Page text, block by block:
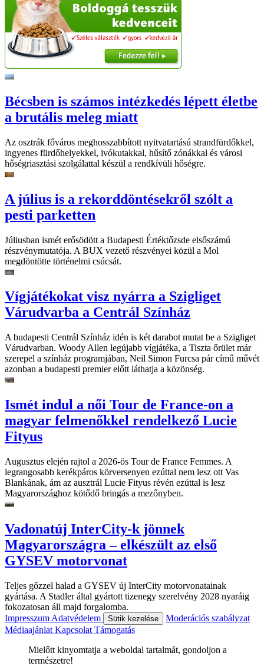
Bécsben is számos intézkedés lépett életbe
a brutális meleg miatt
Az osztrák főváros meghosszabbított nyitvatartású strandfürdőkkel,
ingyenes fürdőhelyekkel, ivókutakkal, hűsítő zónákkal és városi
hőségriasztási szolgálattal készül a rendkívüli hőségre.
A július is a rekorddöntésekről szólt a
pesti parketten
Júliusban ismét erősödött a Budapesti Értéktőzsde elsőszámú
részvénymutatója. A BUX vezető részvényei közül a Mol
megdöntötte történelmi csúcsát.
Vígjátékokat visz nyárra a Szigliget
Várudvarba a Centrál Színház
A budapesti Centrál Színház idén is két darabot mutat be a Szigliget
Várudvarban. Woody Allen legújabb vígjátéka, a Tiszta őrület már
szerepel a színház programjában, Neil Simon Furcsa pár című művét
azonban a budapesti premier előtt láthatja a közönség.
Ismét indul a női Tour de France-on a
magyar felmenőkkel rendelkező Lucie
Fityus
Augusztus elején rajtol a 2026-ös Tour de France Femmes. A
legrangosabb kerékpáros körversenyen ezúttal nem lesz ott Vas
Blankának, ám az ausztrál Lucie Fityus révén ezúttal is lesz
Magyarországhoz kötődő bringás a mezőnyben.
Vadonatúj InterCity-k jönnek
Magyarországra – elkészült az első
GYSEV motorvonat
Teljes gőzzel halad a GYSEV új InterCity motorvonatainak
gyártása. A Stadler által gyártott tizenegy szerelvény 2028 nyaráig
fokozatosan áll majd forgalomba.
Impresszum Adatvédelem Sütik kezelése
Moderációs szabályzat
Médiaajánlat Kapcsolat Támogatás
Mielőtt kinyomtatja a weboldal tartalmát, gondoljon a
természetre!